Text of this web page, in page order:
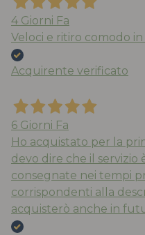
4 Giorni Fa
Veloci e ritiro comodo
Acquirente verificato
6 Giorni Fa
Ho acquistato per la
devo dire che il servizio
consegnate nei tempi
corrispondenti alla
acquisterò anche in